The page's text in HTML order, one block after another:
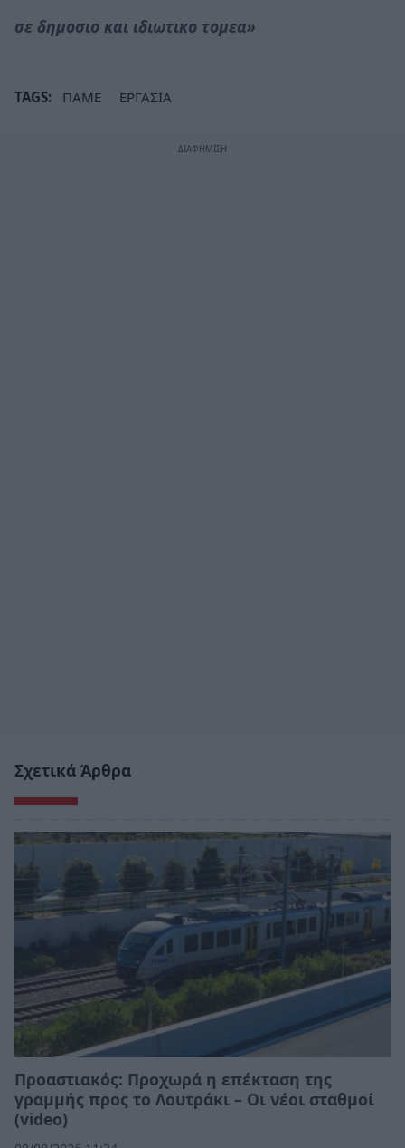
σε δημοσιο και ιδιωτικο τομεα»
TAGS: ΠΑΜΕ ΕΡΓΑΣΙΑ
Σχετικά Άρθρα
Προαστιακός: Προχωρά η επέκταση της
γραμμής προς το Λουτράκι – Οι νέοι σταθμοί
(video)